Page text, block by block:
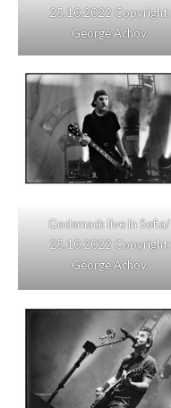
25.10.2022 Copyright:
George Achov
Godsmack live in Sofia/
25.10.2022 Copyright:
George Achov